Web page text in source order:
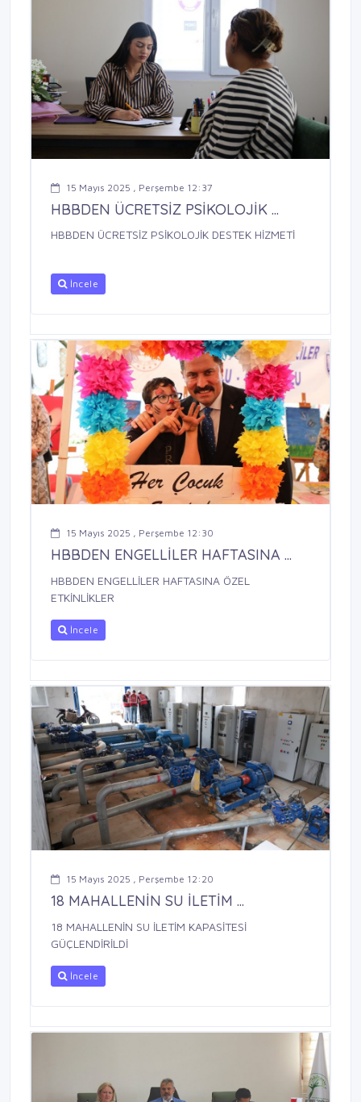
15 Mayıs 2025 , Perşembe 12:37
HBBDEN ÜCRETSİZ PSİKOLOJİK ...
HBBDEN ÜCRETSİZ PSİKOLOJİK DESTEK HİZMETİ
İncele
15 Mayıs 2025 , Perşembe 12:30
HBBDEN ENGELLİLER HAFTASINA ...
HBBDEN ENGELLİLER HAFTASINA ÖZEL
ETKİNLİKLER
İncele
15 Mayıs 2025 , Perşembe 12:20
18 MAHALLENİN SU İLETİM ...
18 MAHALLENİN SU İLETİM KAPASİTESİ
GÜÇLENDİRİLDİ
İncele